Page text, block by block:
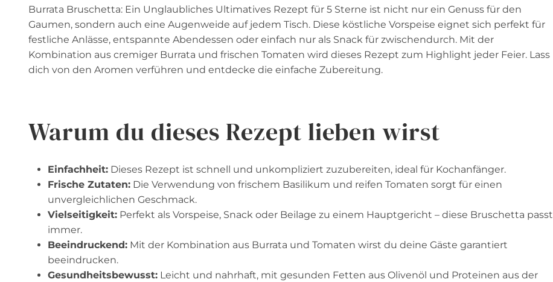
Burrata Bruschetta: Ein Unglaubliches Ultimatives Rezept für 5 Sterne ist nicht nur ein Genuss für den
Gaumen, sondern auch eine Augenweide auf jedem Tisch. Diese köstliche Vorspeise eignet sich perfekt für
festliche Anlässe, entspannte Abendessen oder einfach nur als Snack für zwischendurch. Mit der
Kombination aus cremiger Burrata und frischen Tomaten wird dieses Rezept zum Highlight jeder Feier. Lass
dich von den Aromen verführen und entdecke die einfache Zubereitung.
Warum du dieses Rezept lieben wirst
Einfachheit: Dieses Rezept ist schnell und unkompliziert zuzubereiten, ideal für Kochanfänger.
Frische Zutaten: Die Verwendung von frischem Basilikum und reifen Tomaten sorgt für einen
unvergleichlichen Geschmack.
Vielseitigkeit: Perfekt als Vorspeise, Snack oder Beilage zu einem Hauptgericht – diese Bruschetta passt
immer.
Beeindruckend: Mit der Kombination aus Burrata und Tomaten wirst du deine Gäste garantiert
beeindrucken.
Gesundheitsbewusst: Leicht und nahrhaft, mit gesunden Fetten aus Olivenöl und Proteinen aus der